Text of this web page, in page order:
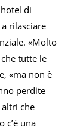
di
rilasciare
«Molto
tutte le
«ma non è
perdite
che
c’è una